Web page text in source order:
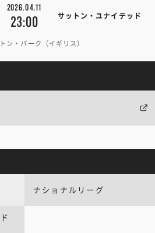
2026.04.11
23:00 サットン・ユナイテッド
ン・パーク（イギリス）
ナショナルリーグ